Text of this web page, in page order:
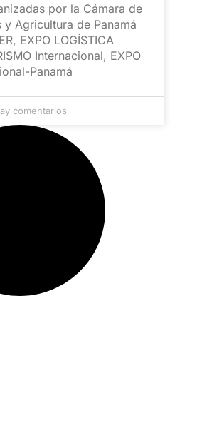
por la Cámara de
Agricultura de Panamá
EXPO LOGÍSTICA
Internacional, EXPO
Panamá
comentarios